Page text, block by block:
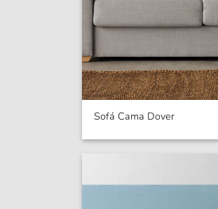
Sofá Cama Dover